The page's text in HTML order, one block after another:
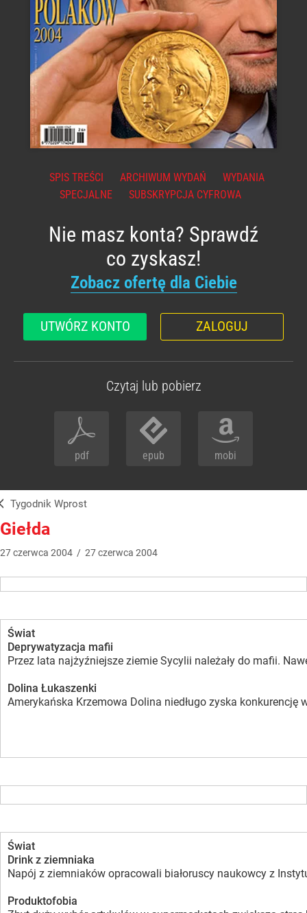
SPIS TREŚCI ARCHIWUM WYDAŃ
WYDANIA
SPECJALNE
SUBSKRYPCJA CYFROWA
Nie masz konta? Sprawdź
co zyskasz!
Zobacz ofertę dla Ciebie
UTWÓRZ KONTO ZALOGUJ
Czytaj lub pobierz
pdf epub mobi
Tygodnik Wprost
Giełda
27czerwca 2004 / 27czerwca 2004
Świat
Deprywatyzacja mafii
Przez lata najżyźniejsze ziemie Sycylii należały do mafii.
Dolina Łukaszenki
Amerykańska Krzemowa Dolina niedługo zyska
Świat
Drink z ziemniaka
Napój z ziemniaków opracowali białoruscy naukowcy z
Produktofobia